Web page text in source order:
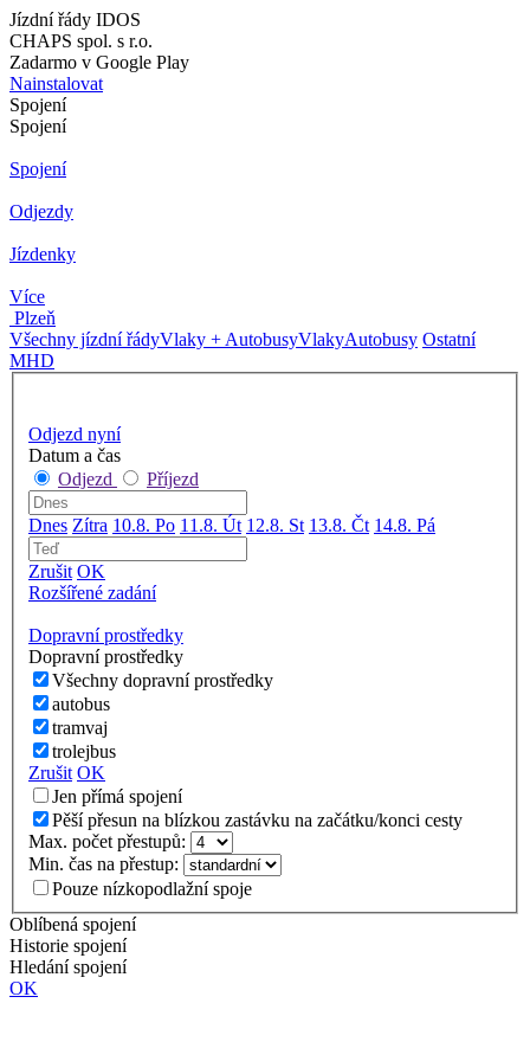
Jízdní řády IDOS
CHAPS spol. s r.o.
Zadarmo v Google Play
Nainstalovat
Spojení
Spojení
Spojení
Odjezdy
Jízdenky
Více
Plzeň
Všechny jízdní řádyVlaky + AutobusyVlakyAutobusy Ostatní
MHD
Odjezd nyní
Datum a čas
Odjezd
Příjezd
Dnes Zítra 10.8. Po 11.8. Út 12.8. St 13.8. Čt 14.8. Pá
Zrušit OK
Rozšířené zadání
Dopravní prostředky
Dopravní prostředky
Všechny dopravní prostředky
autobus
tramvaj
trolejbus
Zrušit OK
Jen přímá spojení
Pěší přesun na blízkou zastávku na začátku/konci cesty
Max. počet přestupů:
Min. čas na přestup:
Pouze nízkopodlažní spoje
Oblíbená spojení
Historie spojení
Hledání spojení
OK